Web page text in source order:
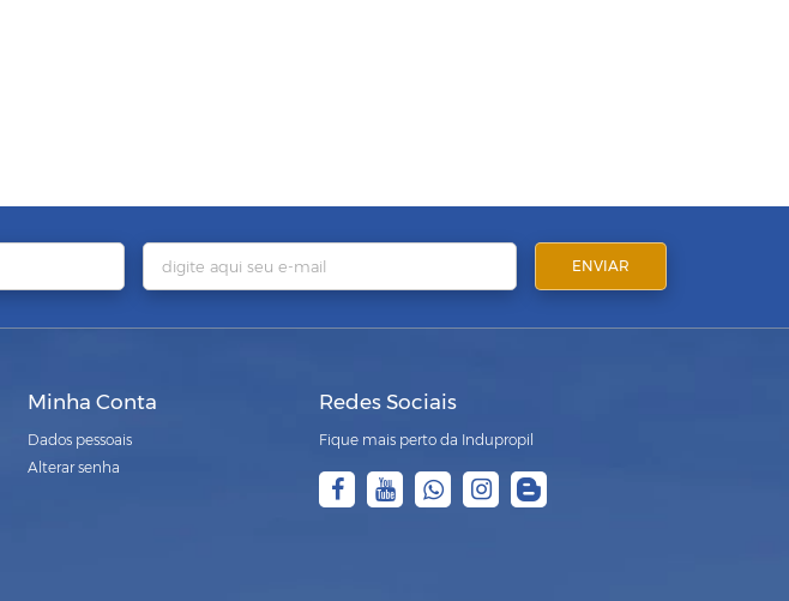
Minha Conta
Dados pessoais
Alterar senha
Redes Sociais
Fique mais perto da Indupropil